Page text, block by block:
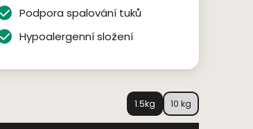
Podpora spalování tuků
Hypoalergenní složení
1.5kg 10 kg